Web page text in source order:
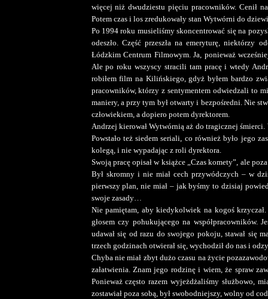
więcej niż dwudziestu pięciu pracowników. Cenił
Potem czas i los zredukowały stan Wytwórni do
Po 1994 roku musieliśmy skoncentrować się na
odeszło. Część przeszła na emeryturę, niektórzy
Łódzkim Centrum Filmowym. Ja, ponieważ
Ale po roku wszyscy stracili tam pracę i wtedy
robiłem film na Kilińskiego, gdyż byłem bardzo
pracowników, którzy z sentymentem odwiedzali to
maniery, a przy tym był otwarty i bezpośredni. Nie
człowiekiem, a dopiero potem dyrektorem.
Andrzej kierował Wytwórnią aż do tragicznej
Powstało też siedem seriali, co również było jego
kolegą, i nie wypadając z roli dyrektora.
Swoją pracę opisał w książce „Czas komety”, ale
Był skromny i nie miał cech przywódczych – w
pierwszy plan, nie miał – jak byśmy to dzisiaj
swoje zasady…
Nie pamiętam, aby kiedykolwiek na kogoś
głosem czy pohukującego na współpracowników.
udawał się od razu do swojego pokoju, stawał się
trzech godzinach otwierał się, wychodził do nas i
Chyba nie miał zbyt dużo czasu na życie
załatwienia. Znam jego rodzinę i wiem, że spraw
Ponieważ często razem wyjeżdżaliśmy służbowo,
zostawiał poza sobą, był swobodniejszy, wolny od